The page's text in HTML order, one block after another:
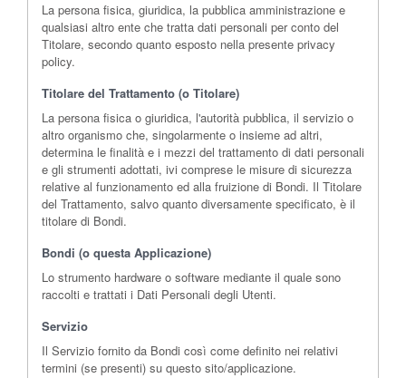
La persona fisica, giuridica, la pubblica amministrazione e
qualsiasi altro ente che tratta dati personali per conto del
Titolare, secondo quanto esposto nella presente privacy
policy.
Titolare del Trattamento (o Titolare)
La persona fisica o giuridica, l'autorità pubblica, il servizio o
altro organismo che, singolarmente o insieme ad altri,
determina le finalità e i mezzi del trattamento di dati personali
e gli strumenti adottati, ivi comprese le misure di sicurezza
relative al funzionamento ed alla fruizione di Bondi. Il Titolare
del Trattamento, salvo quanto diversamente specificato, è il
titolare di Bondi.
Bondi (o questa Applicazione)
Lo strumento hardware o software mediante il quale sono
raccolti e trattati i Dati Personali degli Utenti.
Servizio
Il Servizio fornito da Bondi così come definito nei relativi
termini (se presenti) su questo sito/applicazione.